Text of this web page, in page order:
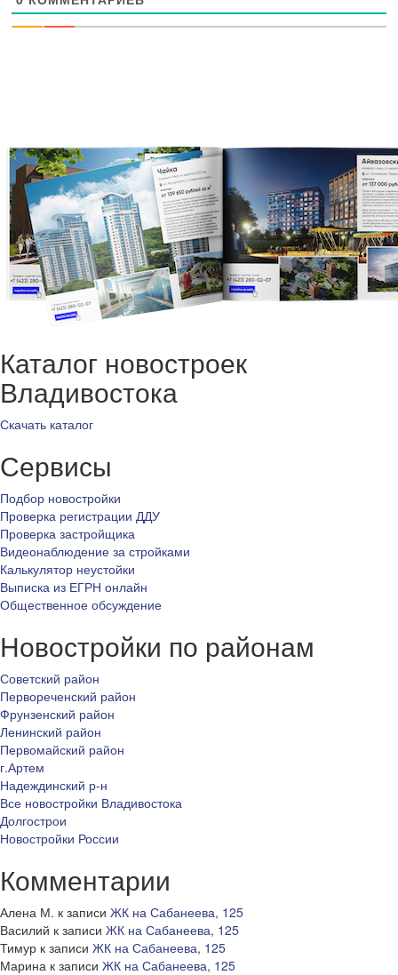
Каталог новостроек
Владивостока
Скачать каталог
Сервисы
Подбор новостройки
Проверка регистрации ДДУ
Проверка застройщика
Видеонаблюдение за стройками
Калькулятор неустойки
Выписка из ЕГРН онлайн
Общественное обсуждение
Новостройки по районам
Советский район
Первореченский район
Фрунзенский район
Ленинский район
Первомайский район
г.Артем
Надеждинский р-н
Все новостройки Владивостока
Долгострои
Новостройки России
Комментарии
Алена М. к записи ЖК на Сабанеева, 125
Василий к записи ЖК на Сабанеева, 125
Тимур к записи ЖК на Сабанеева, 125
Марина к записи ЖК на Сабанеева, 125